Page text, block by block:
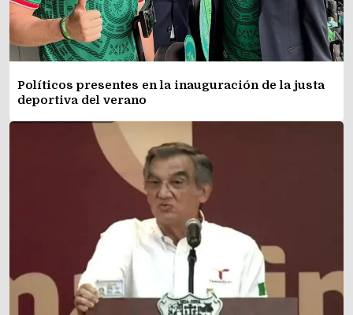
Políticos presentes en la inauguración de la justa
deportiva del verano